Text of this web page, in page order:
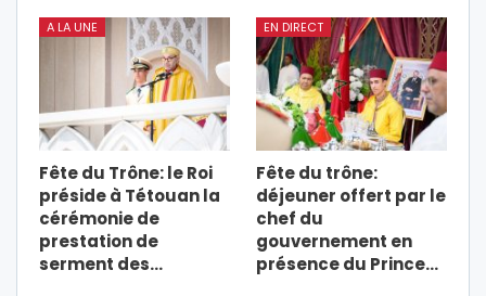
A LA UNE
Fête du Trône: le Roi
préside à Tétouan la
cérémonie de
prestation de
serment des…
EN DIRECT
Fête du trône:
déjeuner offert par le
chef du
gouvernement en
présence du Prince…